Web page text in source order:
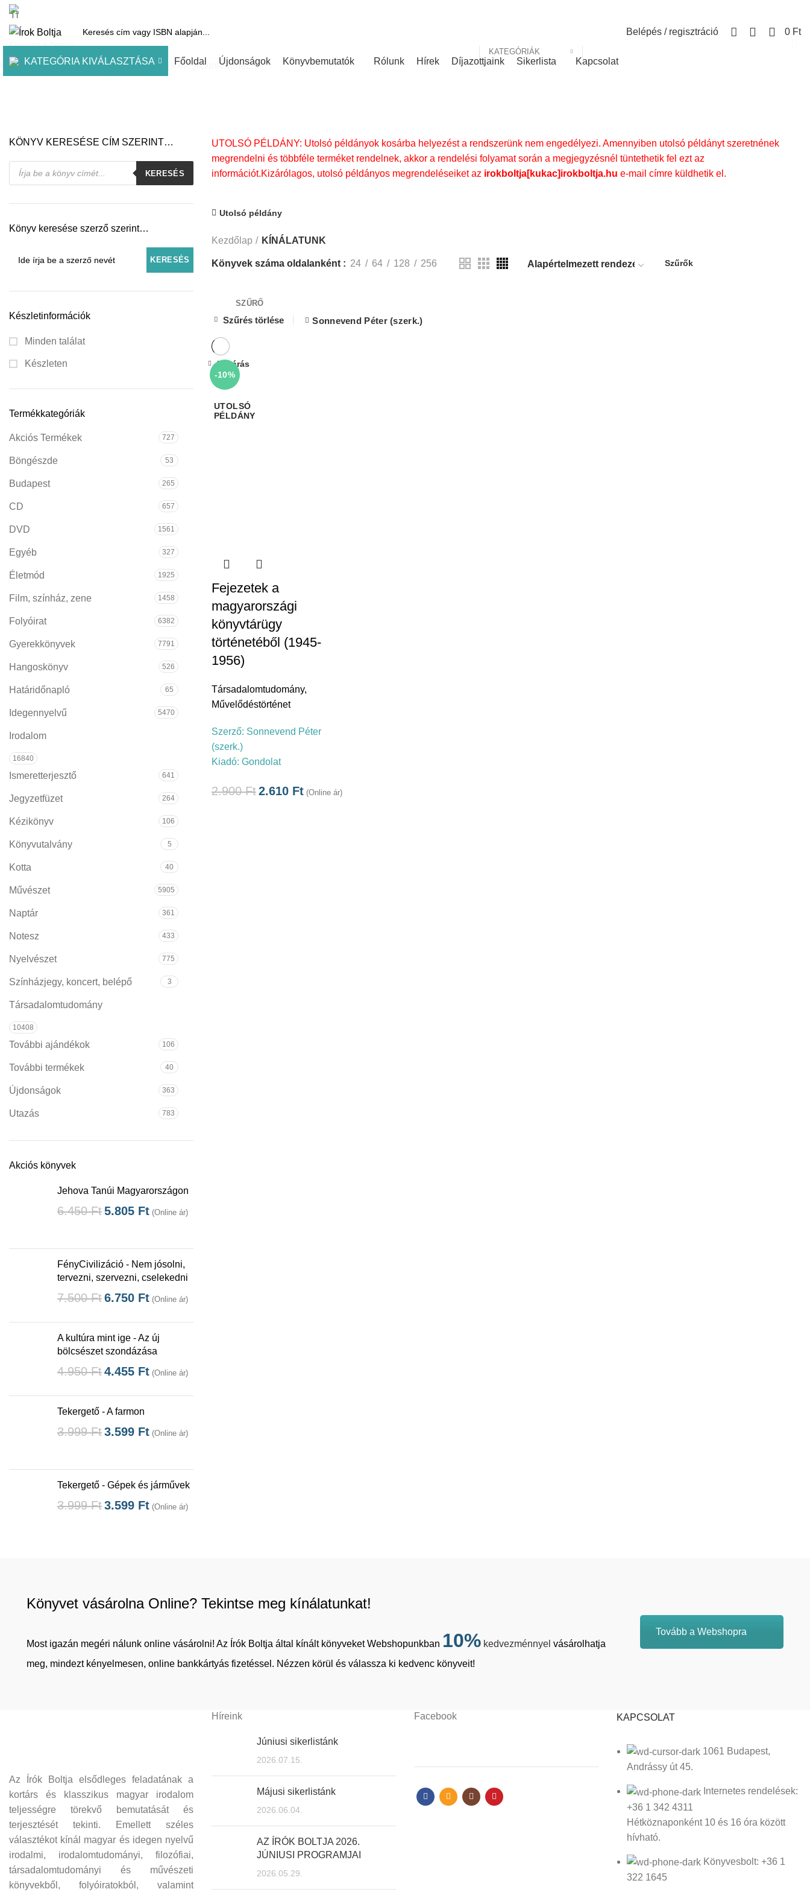
KATEGÓRIÁK
Belépés / regisztráció 0 Ft
KATEGÓRIA KIVÁLASZTÁSA Főoldal Újdonságok Könyvbemutatók Rólunk Hírek Díjazottjaink Sikerlista Kapcsolat
KÖNYV KERESÉSE CÍM SZERINT…
Products
search
KERESÉS
Könyv keresése szerző szerint…
Készletinformációk
Minden találat
Készleten
Termékkategóriák
Akciós Termékek 727
Böngészde 53
Budapest 265
CD 657
DVD 1561
Egyéb 327
Életmód 1925
Film, színház, zene 1458
Folyóirat 6382
Gyerekkönyvek 7791
Hangoskönyv 526
Határidőnapló 65
Idegennyelvű 5470
Irodalom
16840
Ismeretterjesztő 641
Jegyzetfüzet 264
Kézikönyv 106
Könyvutalvány 5
Kotta 40
Művészet 5905
Naptár 361
Notesz 433
Nyelvészet 775
Színházjegy, koncert, belépő 3
Társadalomtudomány
10408
További ajándékok 106
További termékek 40
Újdonságok 363
Utazás 783
Akciós könyvek
Jehova Tanúi Magyarországon
6.450Ft5.805 Ft (Online ár)
FényCivilizáció - Nem jósolni,
tervezni, szervezni, cselekedni
7.500Ft6.750 Ft (Online ár)
A kultúra mint ige - Az új
bölcsészet szondázása
4.950Ft4.455 Ft (Online ár)
Tekergető - A farmon
3.999Ft3.599 Ft (Online ár)
Tekergető - Gépek és járművek
3.999Ft3.599 Ft (Online ár)
UTOLSÓ PÉLDÁNY: Utolsó példányok kosárba helyezést a rendszerünk nem engedélyezi. Amennyiben utolsó példányt szeretnének
megrendelni és többféle terméket rendelnek, akkor a rendelési folyamat során a megjegyzésnél tüntethetik fel ezt az
információt.Kizárólagos, utolsó példányos megrendeléseiket az irokboltja[kukac]irokboltja.hu e-mail címre küldhetik el.
Utolsó példány
Kezdőlap KÍNÁLATUNK
Könyvek száma oldalanként 24 64 128 256 Szűrők
SZŰRŐ
Szűrés törlése Sonnevend Péter (szerk.)
-10%
Bezárás
Fejezetek a
magyarországi
könyvtárügy
történetéből (1945-
1956)
Társadalomtudomány,
Művelődéstörténet
Szerző: Sonnevend Péter
(szerk.)
Kiadó: Gondolat
2.900Ft2.610 Ft (Online ár)
Könyvet vásárolna Online? Tekintse meg kínálatunkat!
Most igazán megéri nálunk online vásárolni! Az Írók Boltja által kínált könyveket Webshopunkban 10% kedvezménnyel vásárolhatja
meg, mindezt kényelmesen, online bankkártyás fizetéssel. Nézzen körül és válassza ki kedvenc könyveit!
Tovább a Webshopra
Az Írók Boltja elsődleges feladatának a
kortárs és klasszikus magyar irodalom
teljességre törekvő bemutatását és
terjesztését tekinti. Emellett széles
választékot kínál magyar és idegen nyelvű
irodalmi, irodalomtudományi, filozófiai,
társadalomtudományi és művészeti
könyvekből, folyóiratokból, valamint
Híreink
Júniusi sikerlistánk
2026.07.15.
Májusi sikerlistánk
2026.06.04.
AZ ÍRÓK BOLTJA 2026.
JÚNIUSI PROGRAMJAI
2026.05.29.
Facebook KAPCSOLAT
1061 Budapest,
Andrássy út 45.
Internetes rendelések:
+36 1 342 4311
Hétköznaponként 10 és 16 óra között
hívható.
Könyvesbolt: +36 1
322 1645
Kezdje el gépelni a keresett bejegyzések megtekintéséhez.